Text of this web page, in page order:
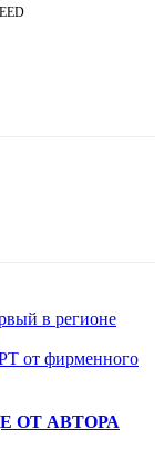
в регионе
от фирменного
ОТ АВТОРА